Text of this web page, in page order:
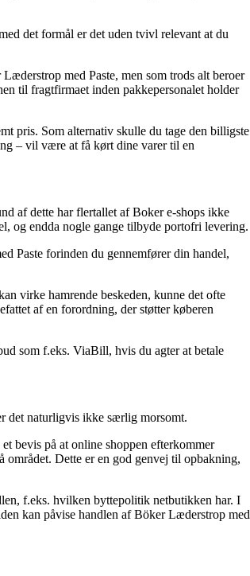
det formål er det uden tvivl relevant at du
med Paste, men som trods alt beroer
til fragtfirmaet inden pakkepersonalet holder
pris. Som alternativ skulle du tage den billigste
– vil være at få kørt dine varer til en
af dette har flertallet af Boker e-shops ikke
og endda nogle gange tilbyde portofri levering.
Paste forinden du gennemfører din handel,
virke hamrende beskeden, kunne det ofte
af en forordning, der støtter køberen
som f.eks. ViaBill, hvis du agter at betale
det naturligvis ikke særlig morsomt.
bevis på at online shoppen efterkommer
Dette er en god genvej til opbakning,
f.eks. hvilken byttepolitik netbutikken har. I
kan påvise handlen af Böker Læderstrop med